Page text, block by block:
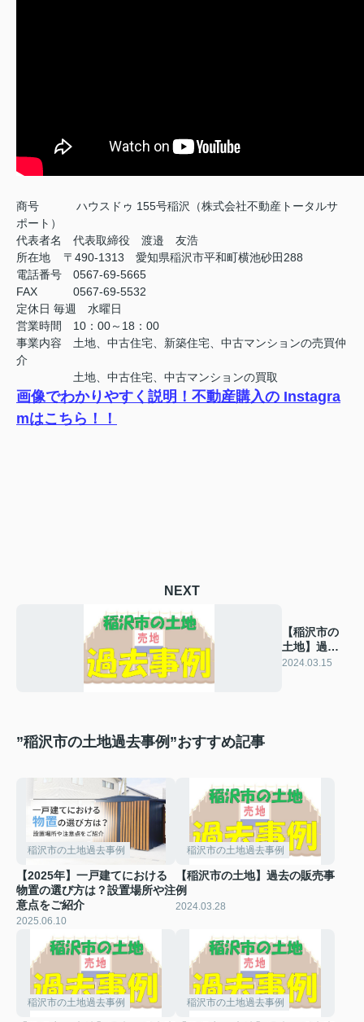
商号
ハウスドゥ 155号稲沢（株式会社不動産トータルサ
ポート）
代表者名 代表取締役 渡邉 友浩
所在地 〒490-1313 愛知県稲沢市平和町横池砂田288
電話番号 0567-69-5665
FAX
0567-69-5532
定休日 毎週 水曜日
営業時間 10：00～18：00
事業内容 土地、中古住宅、新築住宅、中古マンションの売買仲
介
土地、中古住宅、中古マンションの買取
画像でわかりやすく説明！不動産購入の Instagra
mはこちら！！
NEXT
【稲沢市の
土地】過去
の販売事例
2024.03.15
”稲沢市の土地過去事例”おすすめ記事
稲沢市の土地過去事例
【2025年】一戸建てにおける
物置の選び方は？設置場所や注
意点をご紹介
2025.06.10
稲沢市の土地過去事例
【稲沢市の土地】過去の販売事
例
2024.03.28
稲沢市の土地過去事例 稲沢市の土地過去事例